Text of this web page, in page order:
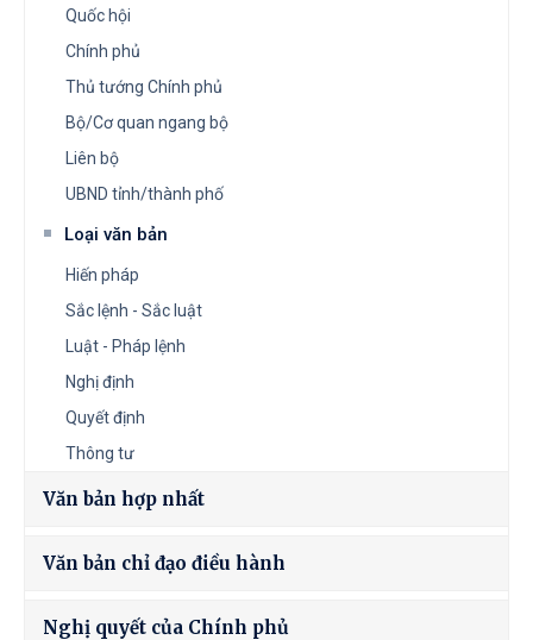
Quốc hội
Chính phủ
Thủ tướng Chính phủ
Bộ/Cơ quan ngang bộ
Liên bộ
UBND tỉnh/thành phố
Loại văn bản
Hiến pháp
Sắc lệnh - Sắc luật
Luật - Pháp lệnh
Nghị định
Quyết định
Thông tư
Văn bản hợp nhất
Văn bản chỉ đạo điều hành
Nghị quyết của Chính phủ